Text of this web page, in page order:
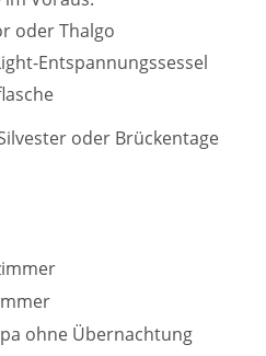
oder Thalgo
Entspannungssessel
oder Brückentage
ohne Übernachtung